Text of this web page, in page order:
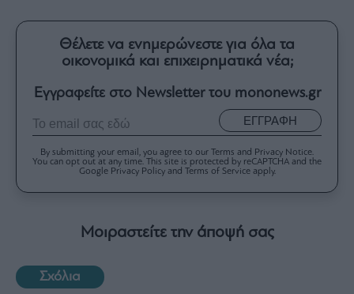
Θέλετε να ενημερώνεστε για όλα τα
οικονομικά και επιχειρηματικά νέα;
Εγγραφείτε στο Newsletter του mononews.gr
ΕΓΓΡΑΦΗ
By submitting your email, you agree to our Terms and Privacy Notice.
You can opt out at any time. This site is protected by reCAPTCHA and the
Google Privacy Policy and Terms of Service apply.
Μοιραστείτε την άποψή σας
Σχόλια